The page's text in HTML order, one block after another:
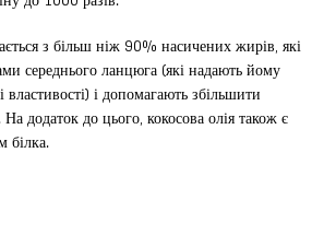
з більш ніж 90% насичених жирів, які
середнього ланцюга (які надають йому
властивості) і допомагають збільшити
додаток до цього, кокосова олія також є
білка.